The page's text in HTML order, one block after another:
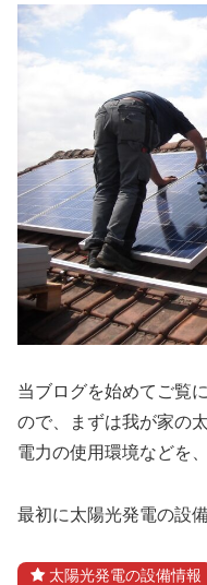
当ブログを始めてご覧
ので、まずは我が家の
電力の使用環境などを
最初に太陽光発電の設
太陽光発電の設備情報